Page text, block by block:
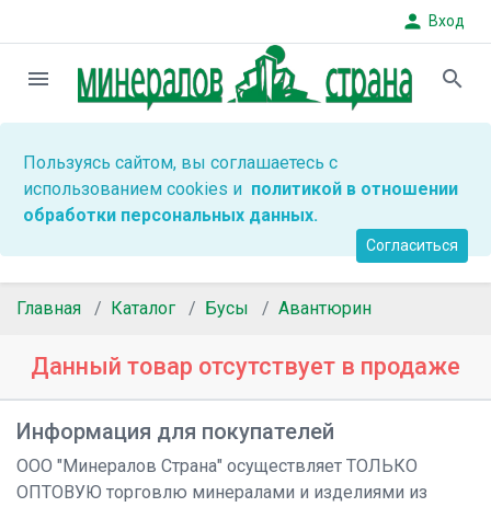
person Вход
menu search
Пользуясь сайтом, вы соглашаетесь с
использованием cookies и политикой в отношении
обработки персональных данных.
Согласиться
Главная Каталог Бусы Авантюрин
Данный товар отсутствует в продаже
Информация для покупателей
ООО "Минералов Страна" осуществляет ТОЛЬКО
ОПТОВУЮ торговлю минералами и изделиями из